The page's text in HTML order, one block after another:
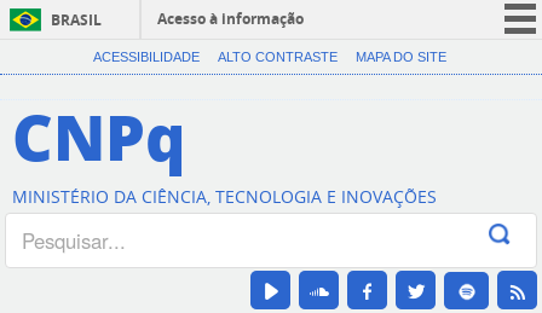
BRASIL
Acesso à informação
CORONAVÍRUS (COVID-19)
Canais
ACESSIBILIDADE ALTO CONTRASTE MAPA DO SITE
CNPq
MINISTÉRIO DA CIÊNCIA, TECNOLOGIA E INOVAÇÕES